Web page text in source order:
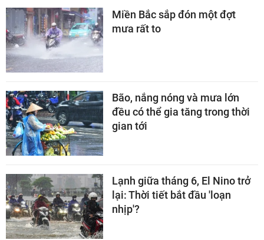
Miền Bắc sắp đón một đợt
mưa rất to
Bão, nắng nóng và mưa lớn
đều có thể gia tăng trong thời
gian tới
Lạnh giữa tháng 6, El Nino trở
lại: Thời tiết bắt đầu 'loạn
nhịp'?